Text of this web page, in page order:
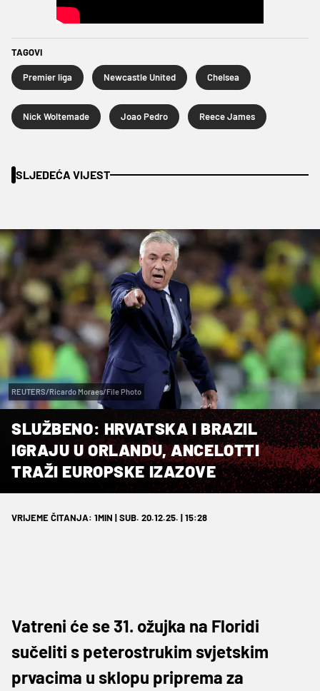
TAGOVI
Premier liga Newcastle United Chelsea
Nick Woltemade Joao Pedro Reece James
SLJEDEĆA VIJEST
REUTERS/Ricardo Moraes/File Photo
SLUŽBENO: HRVATSKA I BRAZIL
IGRAJU U ORLANDU, ANCELOTTI
TRAŽI EUROPSKE IZAZOVE
VRIJEME ČITANJA: 1MIN | SUB. 20.12.25. | 15:28
Vatreni će se 31. ožujka na Floridi
sučeliti s peterostrukim svjetskim
prvacima u sklopu priprema za